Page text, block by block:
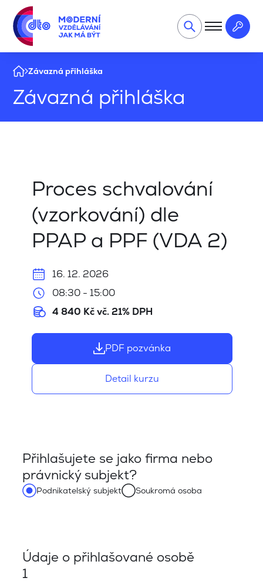
Závazná přihláška
Závazná přihláška
Proces schvalování
(vzorkování) dle
PPAP a PPF (VDA 2)
16. 12. 2026
08:30 - 15:00
4 840 Kč vč. 21% DPH
PDF pozvánka
Detail kurzu
Přihlašujete se jako firma nebo
právnický subjekt?
Podnikatelský subjekt Soukromá osoba
Údaje o přihlašované osobě
1